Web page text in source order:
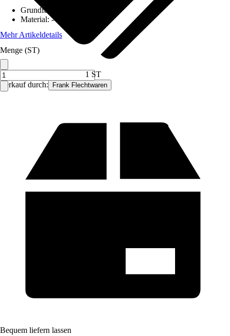
Verkauf durch: Frank Flechtwaren
Grundfarbe
Material:-
Mehr Artikeldetails
Menge (ST)
1 ST
Bequem liefern lassen